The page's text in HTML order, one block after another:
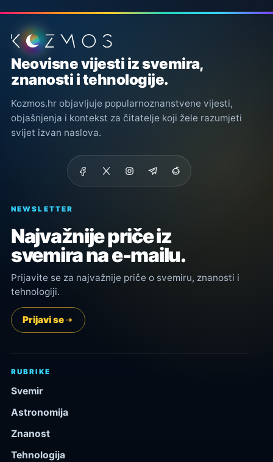
Podnožje stranice
Neovisne vijesti iz svemira,
znanosti i tehnologije.
Kozmos.hr objavljuje popularnoznanstvene vijesti,
objašnjenja i kontekst za čitatelje koji žele razumjeti
svijet izvan naslova.
NEWSLETTER
Najvažnije priče iz
svemira na e-mailu.
Prijavite se za najvažnije priče o svemiru, znanosti i
tehnologiji.
Prijavi se
RUBRIKE
Svemir
Astronomija
Znanost
Tehnologija